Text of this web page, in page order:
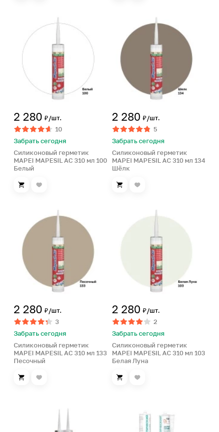
2 280 ₽/шт.
10
Забрать сегодня
Силиконовый герметик
MAPEI MAPESIL AC 310 мл 100
Белый
2 280 ₽/шт.
5
Забрать сегодня
Силиконовый герметик
MAPEI MAPESIL AC 310 мл 134
Шёлк
2 280 ₽/шт.
3
Забрать сегодня
Силиконовый герметик
MAPEI MAPESIL AC 310 мл 133
Песочный
2 280 ₽/шт.
2
Забрать сегодня
Силиконовый герметик
MAPEI MAPESIL AC 310 мл 103
Белая Луна